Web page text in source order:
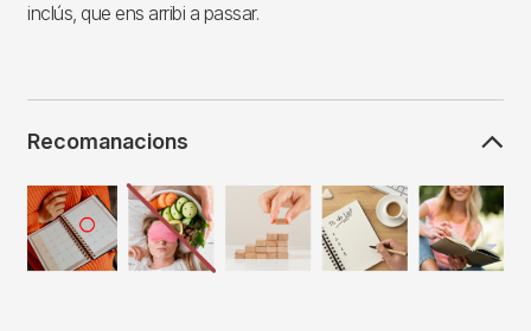
inclús, que ens arribi a passar.
Recomanacions
Imagen